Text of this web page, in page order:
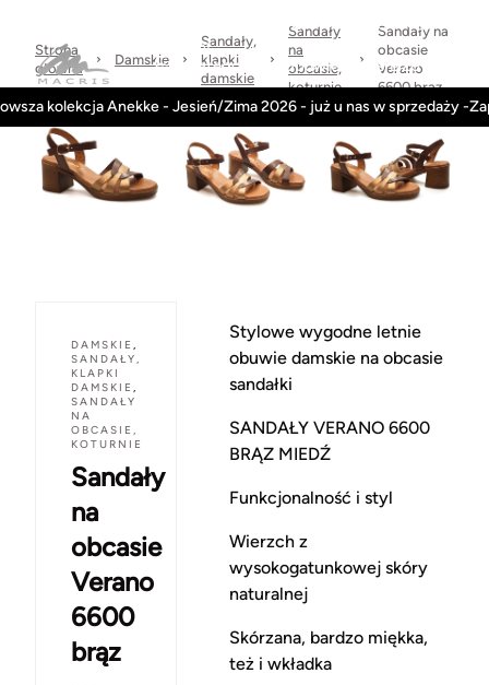
zwrot
Kategorie Obuwie-Wiosna26
kolekcja Anekke - Jesień/Zima 2026 - już u nas w sprzedaży -
Strona
główna
Damskie
Sandały,
klapki
damskie
Sandały
na
obcasie,
koturnie
Sandały na
obcasie
Verano
6600 brąz
DAMSKIE ,
SANDAŁY,
KLAPKI
DAMSKIE ,
SANDAŁY
NA
OBCASIE,
KOTURNIE
Sandały
na
obcasie
Verano
6600
brąz
Stylowe wygodne letnie
obuwie damskie na obcasie
sandałki
SANDAŁY VERANO 6600
BRĄZ MIEDŹ
Funkcjonalność i styl
Wierzch z
wysokogatunkowej skóry
naturalnej
Skórzana, bardzo miękka,
też i wkładka